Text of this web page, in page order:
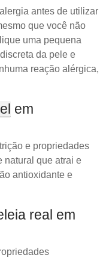
antes de utilizar
que você não
uma pequena
da pele e
reação alérgica,
em
e propriedades
natural que atrai e
antioxidante e
real em